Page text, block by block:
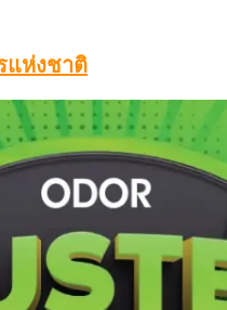
แห่งชาติ